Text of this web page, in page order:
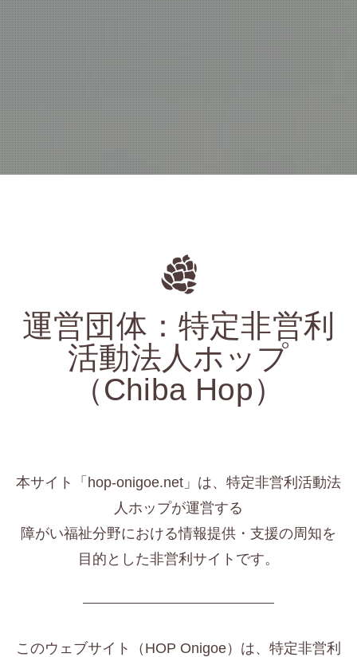
運営団体：特定非営利
活動法人ホップ
（Chiba Hop）
本サイト「hop-onigoe.net」は、特定非営利活動法
人ホップが運営する
障がい福祉分野における情報提供・支援の周知を
目的とした非営利サイトです。
このウェブサイト（HOP Onigoe）は、特定非営利